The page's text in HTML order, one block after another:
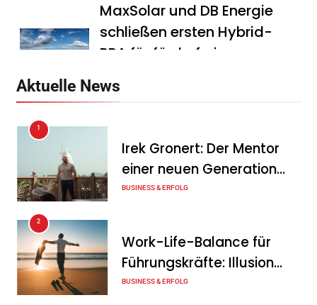
MaxSolar und DB Energie
schließen ersten Hybrid-
PPA für förderfreie
Tanja Schiller
Geschäftsverlauf im
zweiten Quartal
Intersolar-Trend 2026:
Warum Batteriespeicher
zum wichtigsten Baustein
der Energiewende werden
Aktuelle News
1
Irek Gronert: Der Mentor
einer neuen Generation
von Unternehmern
BUSINESS & ERFOLG
2
Work-Life-Balance für
Führungskräfte: Illusion
oder echte Chance?
BUSINESS & ERFOLG